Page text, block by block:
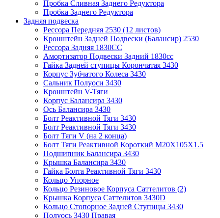
Пробка Сливная Заднего Редуктора
Пробка Заднего Редуктора
Задняя подвеска
Рессора Передняя 2530 (12 листов)
Кронштейн Задней Подвески (Балансир) 2530
Рессора Задняя 1830СС
Амортизатор Подвески Задний 1830сс
Гайка Задней ступицы Корончатая 3430
Корпус Зубчатого Колеса 3430
Сальник Полуоси 3430
Кронштейн V-Тяги
Корпус Балансира 3430
Ось Балансира 3430
Болт Реактивной Тяги 3430
Болт Реактивной Тяги 3430
Болт Тяги V (на 2 конца)
Болт Тяги Реактивной Короткий M20X105X1.5
Подшипник Балансира 3430
Крышка Балансира 3430
Гайка Болта Реактивной Тяги 3430
Кольцо Упорное
Кольцо Резиновое Корпуса Саттелитов (2)
Крышка Корпуса Саттелитов 3430D
Кольцо Стопорное Задней Ступицы 3430
Полуось 3430 Правая